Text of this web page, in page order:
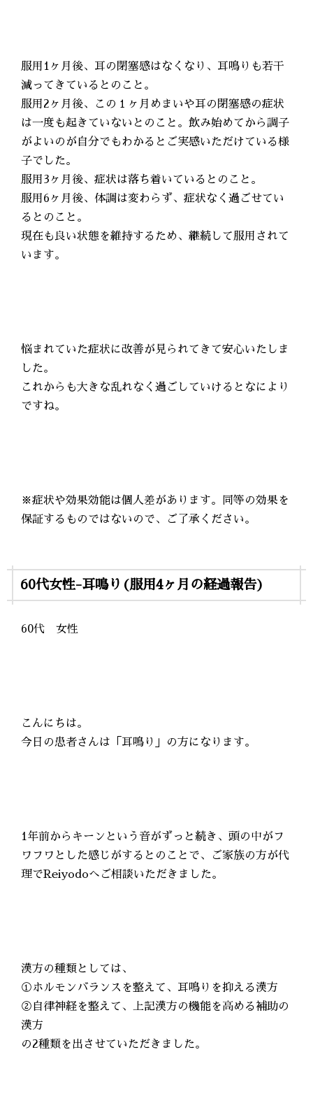
服用1ヶ月後、耳の閉塞感はなくなり、耳鳴りも若干
減ってきているとのこと。
服用2ヶ月後、この１ヶ月めまいや耳の閉塞感の症状
は一度も起きていないとのこと。飲み始めてから調子
がよいのが自分でもわかるとご実感いただけている様
子でした。
服用3ヶ月後、症状は落ち着いているとのこと。
服用6ヶ月後、体調は変わらず、症状なく過ごせてい
るとのこと。
現在も良い状態を維持するため、継続して服用されて
います。
悩まれていた症状に改善が見られてきて安心いたしま
した。
これからも大きな乱れなく過ごしていけるとなにより
ですね。
※症状や効果効能は個人差があります。同等の効果を
保証するものではないので、ご了承ください。
60代女性-耳鳴り(服用4ヶ月の経過報告)
60代 女性
こんにちは。
今日の患者さんは「耳鳴り」の方になります。
1年前からキーンという音がずっと続き、頭の中がフ
ワフワとした感じがするとのことで、ご家族の方が代
理でReiyodoへご相談いただきました。
漢方の種類としては、
①ホルモンバランスを整えて、耳鳴りを抑える漢方
②自律神経を整えて、上記漢方の機能を高める補助の
漢方
の2種類を出させていただきました。